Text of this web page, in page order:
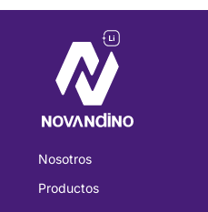
Nosotros
Productos